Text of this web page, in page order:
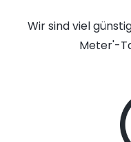
Wir sind viel
Meter'-